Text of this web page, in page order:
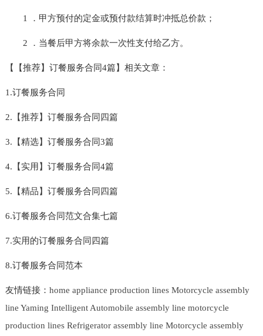
1 ．甲方预付的定金或预付款结算时冲抵总价款；
2 ．当餐后甲方将余款一次性支付给乙方。
【【推荐】订餐服务合同4篇】相关文章：
1.订餐服务合同
2.【推荐】订餐服务合同四篇
3.【精选】订餐服务合同3篇
4.【实用】订餐服务合同4篇
5.【精品】订餐服务合同四篇
6.订餐服务合同范文合集七篇
7.实用的订餐服务合同四篇
8.订餐服务合同范本
友情链接： home appliance production lines Motorcycle assembly
line Yaming Intelligent Automobile assembly line motorcycle
production lines Refrigerator assembly line Motorcycle assembly